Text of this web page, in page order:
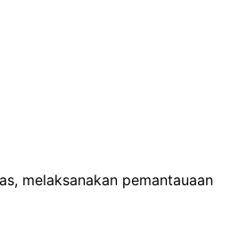
melaksanakan pemantauaan